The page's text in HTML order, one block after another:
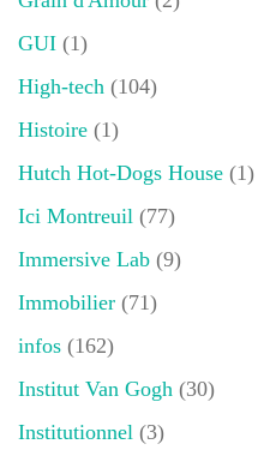
GUI (1)
High-tech (104)
Histoire (1)
Hutch Hot-Dogs House (1)
Ici Montreuil (77)
Immersive Lab (9)
Immobilier (71)
infos (162)
Institut Van Gogh (30)
Institutionnel (3)